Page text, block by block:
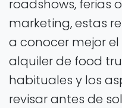
roadshows, ferias
marketing, estas
a conocer mejor
alquiler de food
habituales y los
revisar antes de